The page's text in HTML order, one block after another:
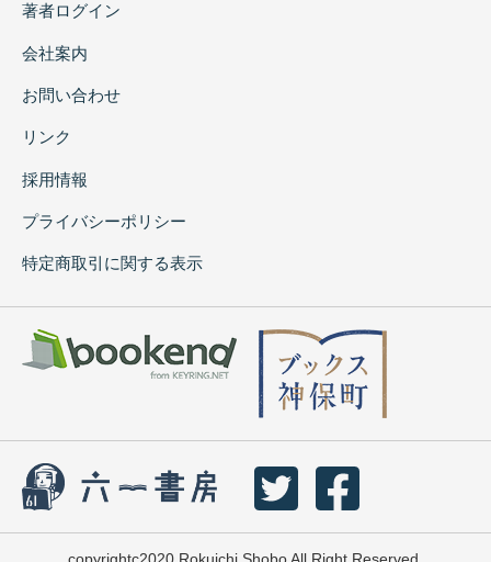
著者ログイン
会社案内
お問い合わせ
リンク
採用情報
プライバシーポリシー
特定商取引に関する表示